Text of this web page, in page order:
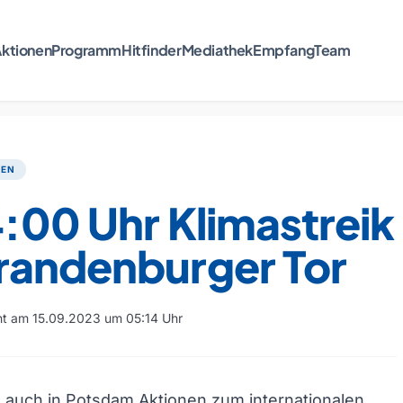
ProgrammHitfinderMediathekEmpfangTeam
Uhr Klimastreik
Tor
am 15.09.2023 um 05:14 Uhr